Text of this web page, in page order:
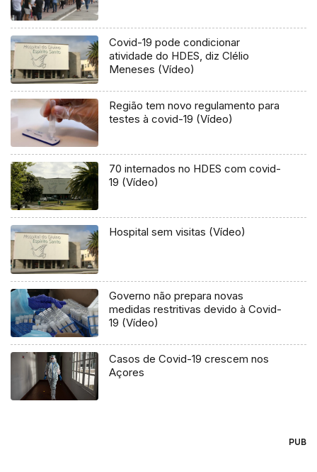
Covid-19 pode condicionar
atividade do HDES, diz Clélio
Meneses (Vídeo)
Região tem novo regulamento para
testes à covid-19 (Vídeo)
70 internados no HDES com covid-
19 (Vídeo)
Hospital sem visitas (Vídeo)
Governo não prepara novas
medidas restritivas devido à Covid-
19 (Vídeo)
Casos de Covid-19 crescem nos
Açores
PUB